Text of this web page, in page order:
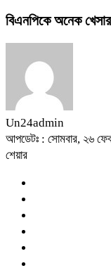
বিএনপিকে অনেক
Un24admin
আপডেটঃ : সোমবার, ২৬
শেয়ার